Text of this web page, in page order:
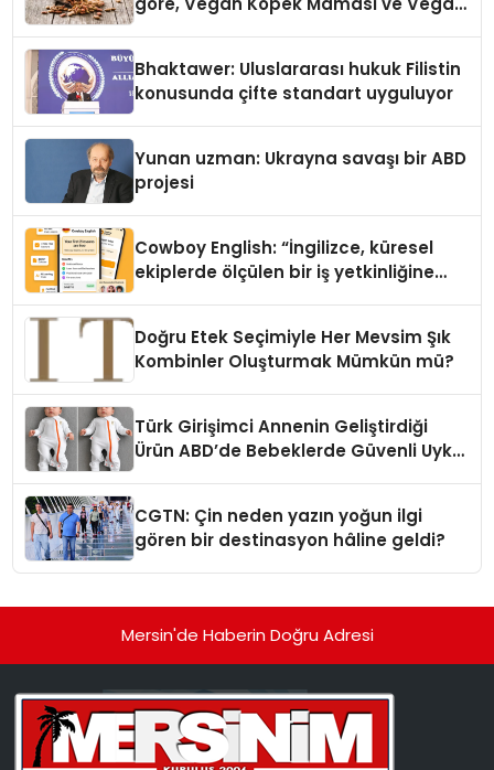
Bhaktawer: Uluslararası hukuk Filistin
konusunda çifte standart uyguluyor
Yunan uzman: Ukrayna savaşı bir ABD
projesi
Cowboy English: “İngilizce, küresel
ekiplerde ölçülen bir iş yetkinliğine
Doğru Etek Seçimiyle Her Mevsim Şık
Kombinler Oluşturmak Mümkün mü?
Türk Girişimci Annenin Geliştirdiği
Ürün ABD’de Bebeklerde Güvenli Uyku
CGTN: Çin neden yazın yoğun ilgi
gören bir destinasyon hâline geldi?
Mersin'de Haberin Doğru Adresi